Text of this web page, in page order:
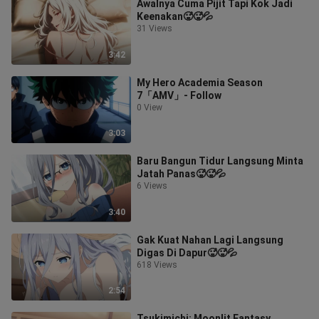
3:42
Awalnya Cuma Pijit Tapi Kok Jadi
Keenakan🥵🥵💦
31 Views
3:03
My Hero Academia Season
7「AMV」- Follow
0 View
3:40
Baru Bangun Tidur Langsung Minta
Jatah Panas🥵🥵💦
6 Views
2:54
Gak Kuat Nahan Lagi Langsung
Digas Di Dapur🥵🥵💦
618 Views